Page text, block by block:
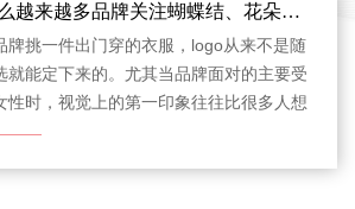
为什么越来越多品牌关注蝴蝶结、花朵风logo吸引女性用户
牌挑一件出门穿的衣服，logo从来不是随
就能定下来的。尤其当品牌面对的主要受
性时，视觉上的第一印象往往比很多人想
快发挥作用。也正因为这样，蝴蝶结、花